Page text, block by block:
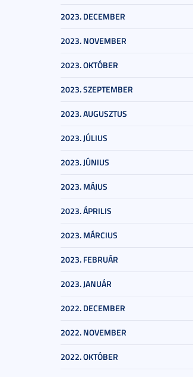
2023. DECEMBER
2023. NOVEMBER
2023. OKTÓBER
2023. SZEPTEMBER
2023. AUGUSZTUS
2023. JÚLIUS
2023. JÚNIUS
2023. MÁJUS
2023. ÁPRILIS
2023. MÁRCIUS
2023. FEBRUÁR
2023. JANUÁR
2022. DECEMBER
2022. NOVEMBER
2022. OKTÓBER